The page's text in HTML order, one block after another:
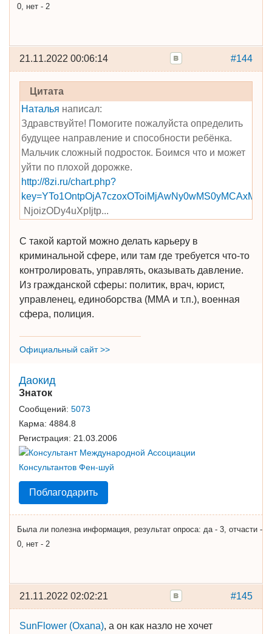
0, нет - 2
#144
21.11.2022 00:06:14
Цитата
Наталья написал:
Здравствуйте! Помогите пожалуйста определить
будущее направление и способности ребёнка.
Мальчик сложный подросток. Боимся что и может
уйти по плохой дорожке.
http://8zi.ru/chart.php?
­NjoizODy4uXpIjtp...
С такой картой можно делать карьеру в
криминальной сфере, или там где требуется что-то
контролировать, управлять, оказывать давление.
Из гражданской сферы: политик, врач, юрист,
управленец, единоборства (ММА и т.п.), военная
сфера, полиция.
Официальный сайт >>
Даокид
Знаток
Сообщений: 5073
Карма: 4884.8
Регистрация: 21.03.2006
Поблагодарить
Была ли полезна информация, результат опроса: да - 3, отчасти -
0, нет - 2
#145
21.11.2022 02:02:21
SunFlower (Oxana), а он как назло не хочет